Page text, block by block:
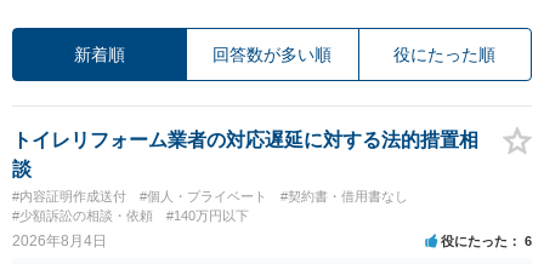
新着順 回答数が多い順 役にたった順
トイレリフォーム業者の対応遅延に対する法的措置相
談
#内容証明作成送付 #個人・プライベート
#契約書・借用書なし
#少額訴訟の相談・依頼
#140万円以下
2026年8月4日 役にたった 6